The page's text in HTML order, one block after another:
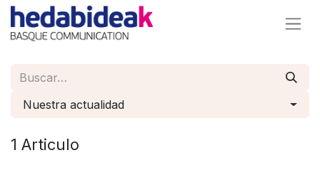
Nuestra actualidad
1 Articulo